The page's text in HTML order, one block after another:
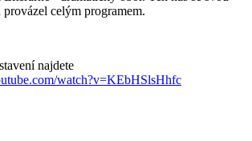
celým programem.
najdete
watch?v=KEbHSlsHhfc